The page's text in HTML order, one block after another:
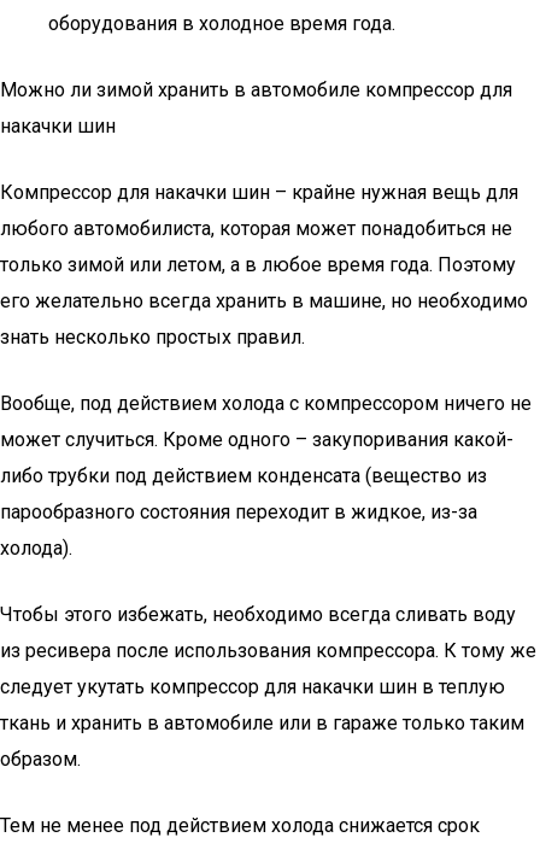
оборудования в холодное время года.
Можно ли зимой хранить в автомобиле компрессор для
накачки шин
Компрессор для накачки шин – крайне нужная вещь для
любого автомобилиста, которая может понадобиться не
только зимой или летом, а в любое время года. Поэтому
его желательно всегда хранить в машине, но необходимо
знать несколько простых правил.
Вообще, под действием холода с компрессором ничего не
может случиться. Кроме одного – закупоривания какой-
либо трубки под действием конденсата (вещество из
парообразного состояния переходит в жидкое, из-за
холода).
Чтобы этого избежать, необходимо всегда сливать воду
из ресивера после использования компрессора. К тому же
следует укутать компрессор для накачки шин в теплую
ткань и хранить в автомобиле или в гараже только таким
образом.
Тем не менее под действием холода снижается срок